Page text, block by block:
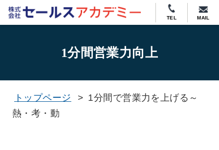
TEL MAIL
1分間営業力向上
トップページ > 1分間で営業力を上げる～
熱・考・動